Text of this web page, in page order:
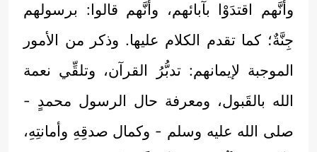
وأنَّهم اقتدَوْا بآبائهم، وأنَّهم قالوا: برسولهم
جِنَّةٌ؛ كما تقدم الكلام عليها. وذكر من الأمور
الموجبة لإيمانهم: تدبُّرُ القرآن، وتلقِّي نعمة
الله بالقَبول، ومعرفة حال الرسول محمدٍ -
صلى الله عليه وسلم - وكمال صدقِهِ وأمانتِهِ،